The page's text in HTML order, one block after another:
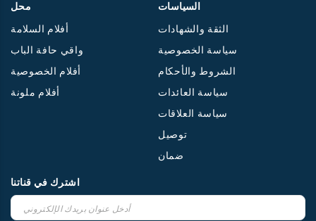
محل
أفلام السلامة
واقي حافة الباب
أفلام الخصوصية
أفلام ملونة
السياسات
الثقة والشهادات
سياسة الخصوصية
الشروط والأحكام
سياسة العائدات
سياسة العلاقات
توصيل
ضمان
اشترك في قناتنا
اشترك
في